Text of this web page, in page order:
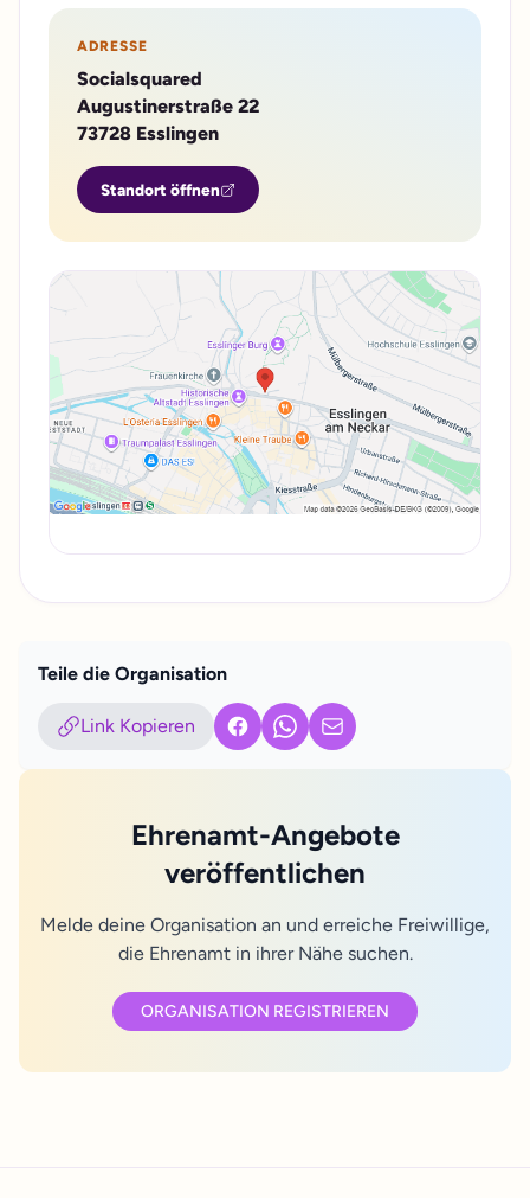
ADRESSE
Socialsquared
Augustinerstraße 22
73728 Esslingen
Standort öffnen
Teile die Organisation
Link Kopieren
FacebookWhatsApp
E-Mail
Ehrenamt-Angebote
veröffentlichen
Melde deine Organisation an und erreiche Freiwillige,
die Ehrenamt in ihrer Nähe suchen.
ORGANISATION REGISTRIEREN